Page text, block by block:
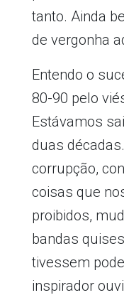
tanto. Ainda
de vergonha
Entendo o
80-90 pelo
Estávamos
duas
corrupção,
coisas que
proibidos,
bandas
tivessem
inspirador